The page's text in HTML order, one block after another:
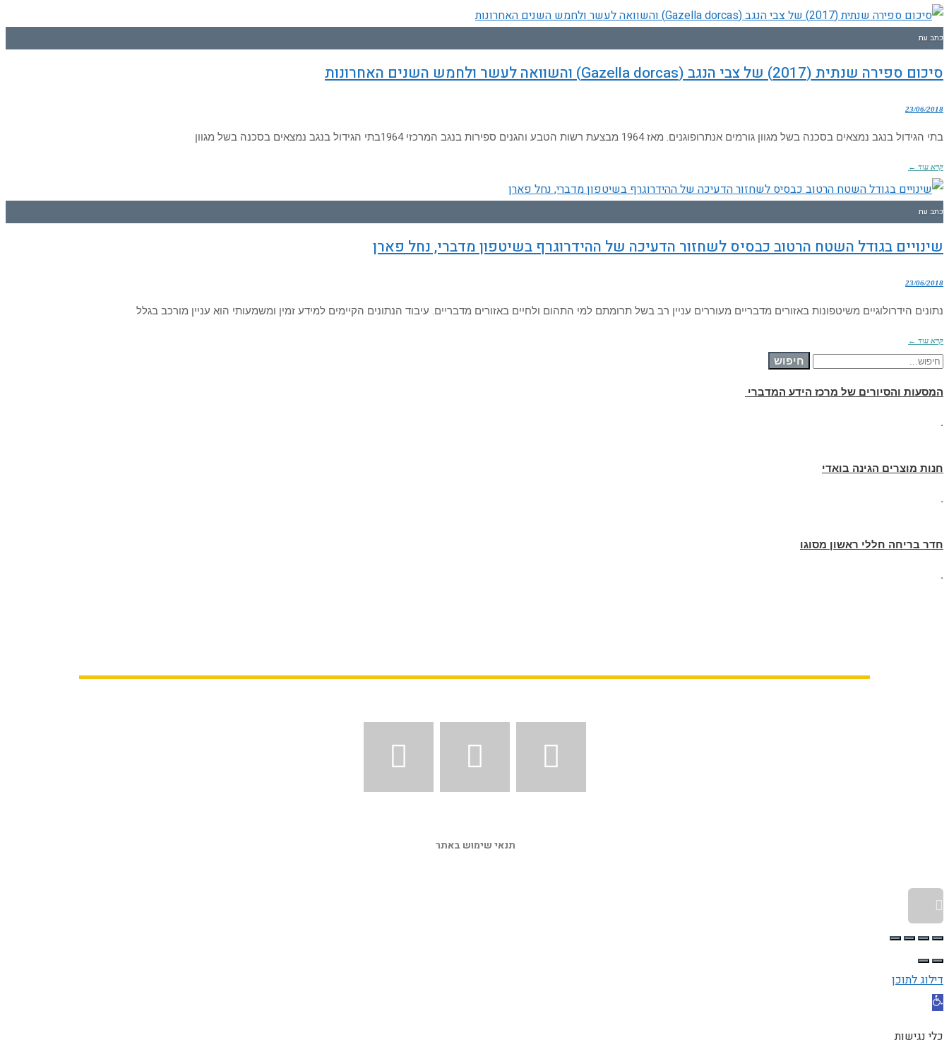
כתב עת
סיכום ספירה שנתית (2017) של צבי הנגב (Gazella dorcas) והשוואה לעשר ולחמש השנים האחרונות
23/06/2018
בתי הגידול בנגב נמצאים בסכנה בשל מגוון גורמים אנתרופוגנים. מאז 1964 מבצעת רשות הטבע והגנים ספירות בנגב המרכזי 1964בתי הגידול בנגב נמצאים בסכנה בשל מגוון
קרא עוד ←
כתב עת
שינויים בגודל השטח הרטוב כבסיס לשחזור הדעיכה של ההידרוגרף בשיטפון מדברי, נחל פארן
23/06/2018
נתונים הידרולוגיים משיטפונות באזורים מדבריים מעוררים עניין רב בשל תרומתם למי התהום ולחיים באזורים מדבריים. עיבוד הנתונים הקיימים למידע זמין ומשמעותי הוא עניין מורכב בגלל
קרא עוד ←
חיפוש עבור: חיפוש
המסעות והסיורים של מרכז הידע המדברי
.
חנות מוצרים הגינה בואדי
.
חדר בריחה חללי ראשון מסוגו
.
תנאי שימוש באתר
דילוג לתוכן
פתח סרגל נגישות
כלי נגישות